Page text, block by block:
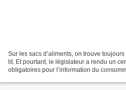
Sur les sacs d’aliments, on trouve
lit. Et pourtant, le législateur a rendu un
obligatoires pour l’information du